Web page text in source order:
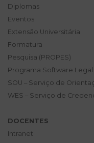
Diplomas
Eventos
Extensão Universitária
Formatura
Pesquisa (PROPES)
Programa Software Legal
SOU – Serviço de
WES – Serviço de
DOCENTES
Intranet